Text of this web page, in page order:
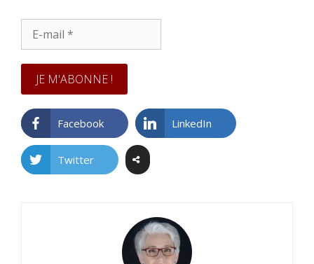
mail
Facebook LinkedIn
Twitter